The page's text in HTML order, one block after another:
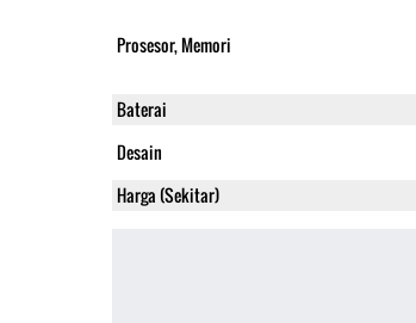
Prosesor, Memori
Baterai
Desain
Harga (Sekitar)